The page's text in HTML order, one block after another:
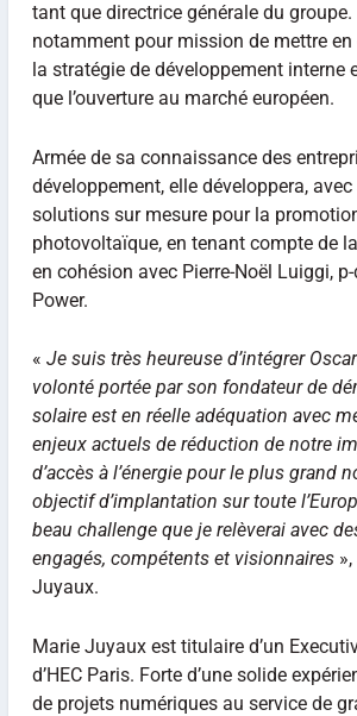
tant que directrice générale du groupe.
notamment pour mission de mettre
la stratégie de développement interne
que l’ouverture au marché européen.
Armée de sa connaissance des
développement, elle développera,
solutions sur mesure pour la
photovoltaïque, en tenant compte de
en cohésion avec Pierre-Noël Luiggi, p-
Power.
« Je suis très heureuse d’intégrer
volonté portée par son fondateur de
solaire est en réelle adéquation avec
enjeux actuels de réduction de notre
d’accès à l’énergie pour le plus grand
objectif d’implantation sur toute
beau challenge que je relèverai avec
engagés, compétents et visionnaires»,
Juyaux.
Marie Juyaux est titulaire d’un
d’HEC Paris. Forte d’une solide
de projets numériques au service de